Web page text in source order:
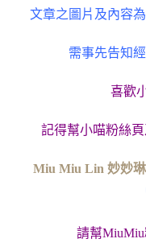
文章之圖片及內容
需事先告知
喜歡
記得幫小喵粉絲頁
Miu Miu Lin 妙妙
請幫